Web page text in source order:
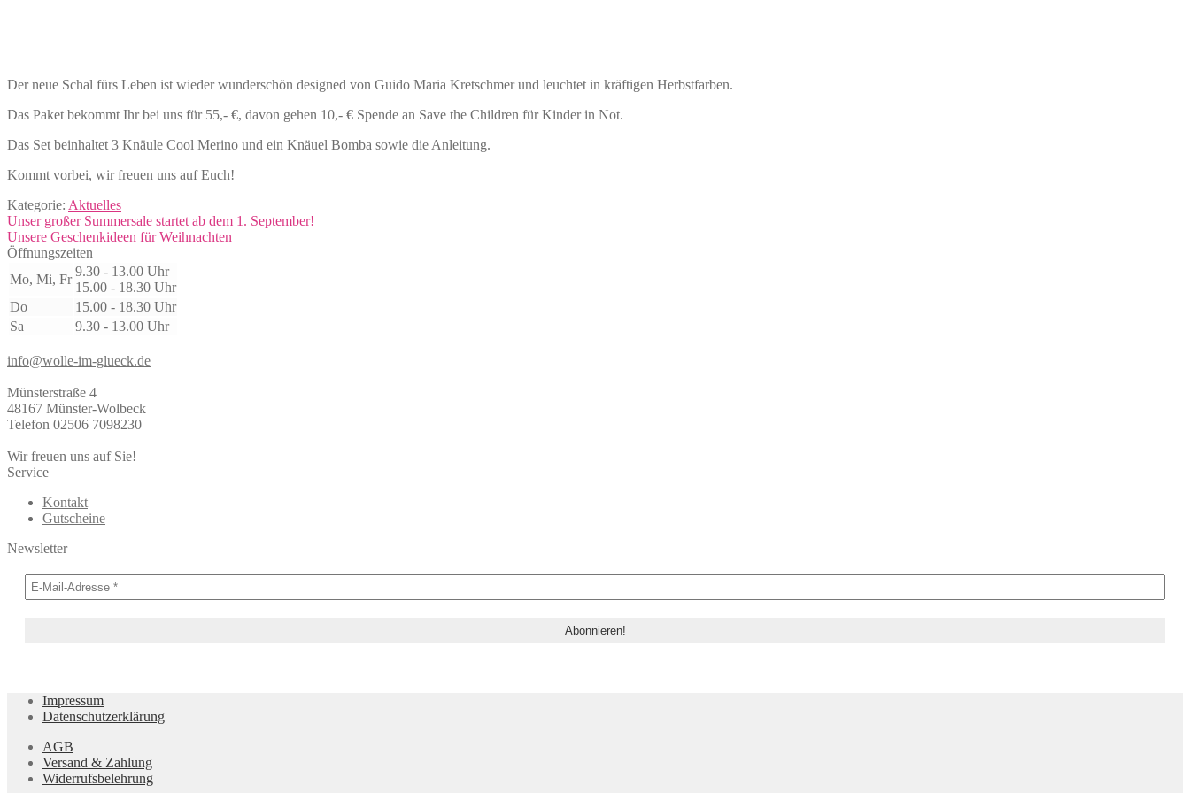
Der neue Schal fürs Leben ist wieder wunderschön designed von Guido Maria Kretschmer und leuchtet in kräftigen Herbstfarben.
Das Paket bekommt Ihr bei uns für 55,- €, davon gehen 10,- € Spende an Save the Children für Kinder in Not.
Das Set beinhaltet 3 Knäule Cool Merino und ein Knäuel Bomba sowie die Anleitung.
Kommt vorbei, wir freuen uns auf Euch!
Kategorie: Aktuelles
Beitragsnavigation
Vorheriger
Beitrag:
Unser großer Summersale startet ab dem 1. September!
Nächster
Beitrag:
Unsere Geschenkideen für Weihnachten
Öffnungszeiten
Mo, Mi, Fr
9.30 - 13.00 Uhr
15.00 - 18.30 Uhr
Do
15.00 - 18.30 Uhr
Sa
9.30 - 13.00 Uhr
info@wolle-im-glueck.de
Münsterstraße 4
48167 Münster-Wolbeck
Telefon 02506 7098230
Wir freuen uns auf Sie!
Service
Kontakt
Gutscheine
Newsletter
Impressum
Datenschutzerklärung
AGB
Versand & Zahlung
Widerrufsbelehrung